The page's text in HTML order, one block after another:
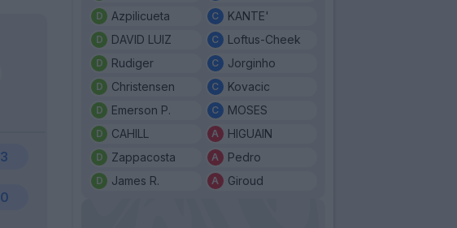
3
0
Azpilicueta
DAVID LUIZ
Rudiger
Christensen
Emerson P.
CAHILL
Zappacosta
James R.
KANTE'
Loftus-Cheek
Jorginho
Kovacic
MOSES
HIGUAIN
Pedro
Giroud